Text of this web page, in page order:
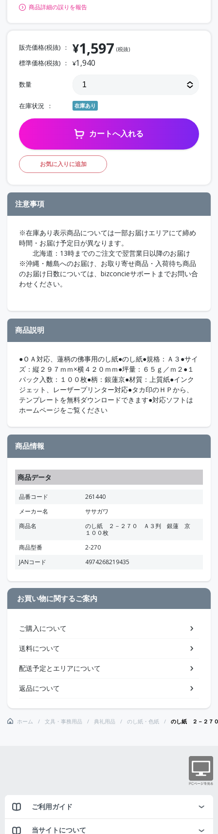
商品詳細の誤りを報告
販売価格(税抜) ¥1,597 (税抜)
標準価格(税抜) ¥1,940
数量
在庫状況 在庫あり
カートへ入れる
お気に入りに追加
注意事項
※在庫あり表示商品については一部お届けエリアにて締め
時間・お届け予定日が異なります。
北海道：13時までのご注文で翌営業日以降のお届け
※沖縄・離島へのお届け、お取り寄せ商品・入荷待ち商品
のお届け日数については、bizconcieサポートまでお問い合
わせください。
商品説明
●ＯＡ対応、蓮柄の佛事用のし紙●のし紙●規格：Ａ３●サイ
ズ：縦２９７ｍｍ×横４２０ｍｍ●坪量：６５ｇ／ｍ２●１
パック入数：１００枚●柄：銀蓮京●材質：上質紙●インク
ジェット、レーザープリンター対応●タカ印のＨＰから、
テンプレートを無料ダウンロードできます●対応ソフトは
ホームページをご覧ください
商品情報
商品データ
品番コード
261440
メーカー名
ササガワ
商品名
のし紙 ２－２７０ Ａ３判 銀蓮 京
１００枚
商品型番
2-270
JANコード
4974268219435
お買い物に関するご案内
ご購入について
送料について
配送予定とエリアについて
返品について
ホーム 文具・事務用品 典礼用品 のし紙・色紙 のし紙 ２－２
ご利用ガイド
当サイトについて